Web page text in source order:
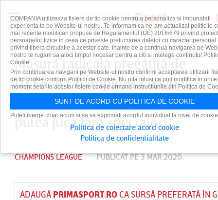
Măsură radicală pregătită de
UEFA în Champions League!
Două meciuri din optimi s-ar
putea juca fără spectatori.
CHAMPIONS LEAGUE PUBLICAT PE 3 MAR 2020
ADAUGĂ PRIMASPORT.ROCA SURSĂ PREFERATĂ ÎN
COMPANIA utilizeaza fisiere de tip cookie pentru a personaliza si imbunatati
experienta ta pe Website-ul nostru. Te informam ca ne-am actualizat politicile
mai recente modificari propuse de Regulamentul (UE) 2016/679 privind
persoanelor fizice in ceea ce priveste prelucrarea datelor cu caracter personal
privind libera circulatie a acestor date. Inainte de a continua navigarea pe
nostru te rugam sa aloci timpul necesar pentru a citi si intelege continutul
Cookie.
Prin continuarea navigarii pe Website-ul nostru confirmi acceptarea utilizarii
de tip cookie conform Politicii de Cookie. Nu uita totusi ca poti modifica in orice
moment setarile acestor fisiere cookie urmand instructiunile din Politica de
SUNT DE ACORD CU POLITICA DE COOKIE
Puteti merge chiar acum si sa va exprimati acordul individual la nivel de
Politica de colectare acord cookie
Politica de confidentialitate